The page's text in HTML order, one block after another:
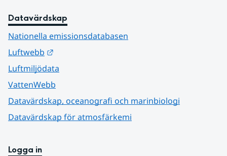
Datavärdskap
Nationella emissionsdatabasen
Luftwebb
Luftmiljödata
VattenWebb
Datavärdskap, oceanografi och marinbiologi
Datavärdskap för atmosfärkemi
Logga in